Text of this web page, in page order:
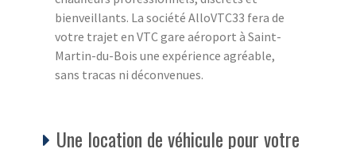
bienveillants. La société AlloVTC33 fera de
votre trajet en VTC gare aéroport à Saint-
Martin-du-Bois une expérience agréable,
sans tracas ni déconvenues.
Une location de véhicule pour votre